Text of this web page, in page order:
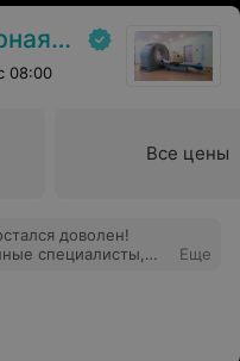
08:00
Все цены
специалисты,
Еще